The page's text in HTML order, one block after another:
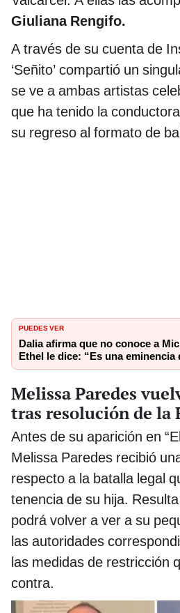
Giuliana Rengifo.
A través de su cuenta de
‘Señito’ compartió un
se ve a ambas artistas
que ha tenido la
su regreso al formato de
PUEDES VER
Dalia afirma que no conoce a
Ethel le dice: “Es una eminencia
Melissa Paredes
tras resolución de la
Antes de su aparición en
Melissa Paredes recibió
respecto a la batalla legal
tenencia de su hija.
podrá volver a ver a su
las autoridades
las medidas de restricción
contra.